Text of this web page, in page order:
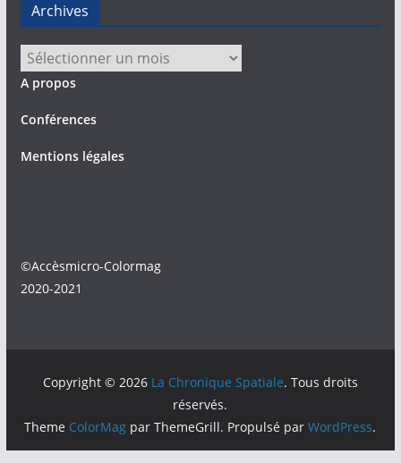
Archives
Archives
A propos
Conférences
Mentions légales
©Accèsmicro-Colormag
2020-2021
Copyright © 2026 La Chronique Spatiale. Tous droits
réservés.
Theme ColorMag par ThemeGrill. Propulsé parWordPress.